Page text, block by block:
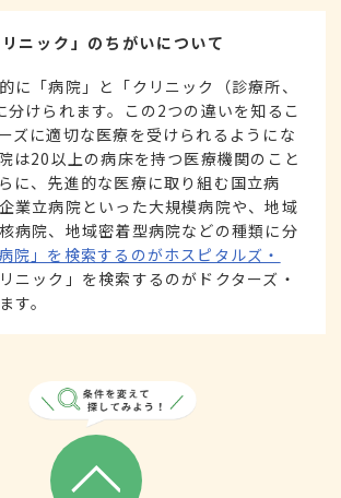
リニック」のちがいについて
に「病院」と「クリニック（診療所、
分けられます。この2つの違いを知るこ
ズに適切な医療を受けられるようにな
は20以上の病床を持つ医療機関のこと
に、先進的な医療に取り組む国立病
業立病院といった大規模病院や、地域
病院、地域密着型病院などの種類に分
病院」を検索するのがホスピタルズ・
ニック」を検索するのがドクターズ・
す。